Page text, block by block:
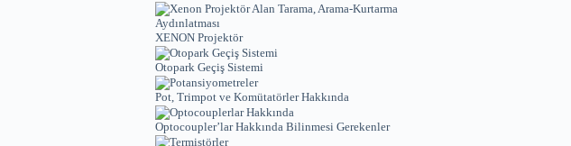
XENON Projektör
Otopark Geçiş Sistemi
Pot, Trimpot ve Komütatörler Hakkında
Optocoupler’lar Hakkında Bilinmesi Gerekenler